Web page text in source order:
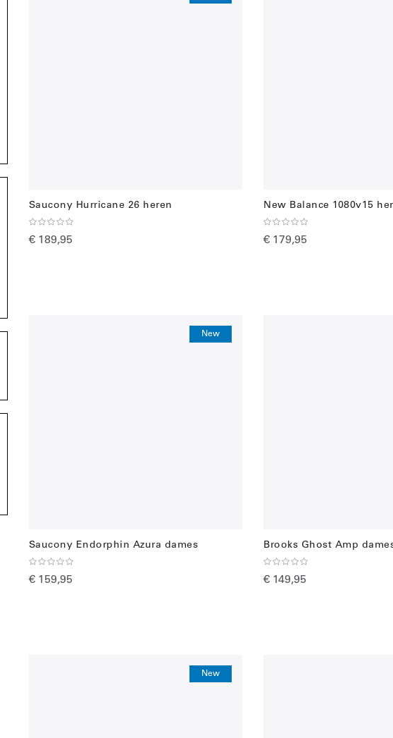
Saucony Hurricane 26 heren
€ 189,95
New Balance 1080v15
€ 179,95
New
Saucony Endorphin Azura dames
€ 159,95
Brooks Ghost Amp
€ 149,95
New